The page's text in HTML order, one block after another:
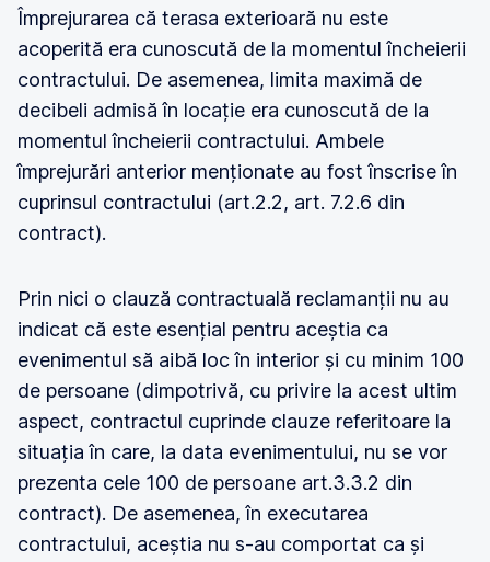
Împrejurarea că terasa exterioară nu este
acoperită era cunoscută de la momentul încheierii
contractului. De asemenea, limita maximă de
decibeli admisă în locație era cunoscută de la
momentul încheierii contractului. Ambele
împrejurări anterior menționate au fost înscrise în
cuprinsul contractului (art.2.2, art. 7.2.6 din
contract).
Prin nici o clauză contractuală reclamanții nu au
indicat că este esențial pentru aceștia ca
evenimentul să aibă loc în interior și cu minim 100
de persoane (dimpotrivă, cu privire la acest ultim
aspect, contractul cuprinde clauze referitoare la
situația în care, la data evenimentului, nu se vor
prezenta cele 100 de persoane art.3.3.2 din
contract). De asemenea, în executarea
contractului, aceștia nu s-au comportat ca și